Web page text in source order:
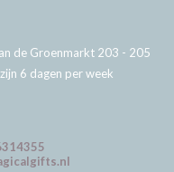
de Groenmarkt 203 - 205
6 dagen per week